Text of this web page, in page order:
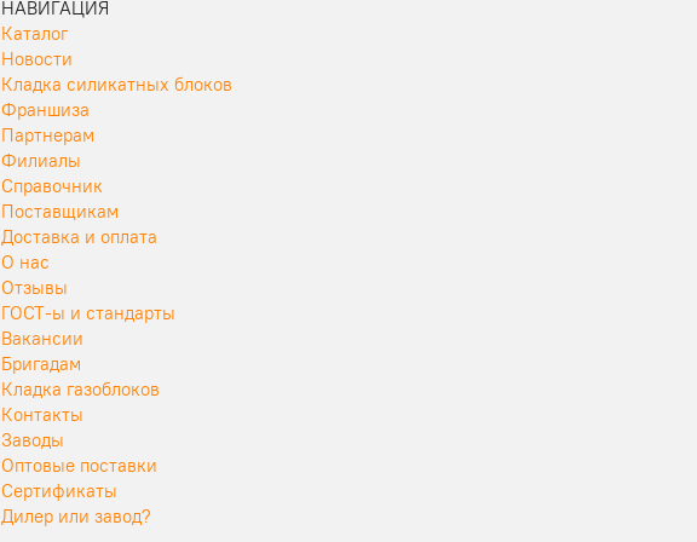
НАВИГАЦИЯ
Каталог
Новости
Кладка силикатных блоков
Франшиза
Партнерам
Филиалы
Справочник
Поставщикам
Доставка и оплата
О нас
Отзывы
ГОСТ-ы и стандарты
Вакансии
Бригадам
Кладка газоблоков
Контакты
Заводы
Оптовые поставки
Сертификаты
Дилер или завод?